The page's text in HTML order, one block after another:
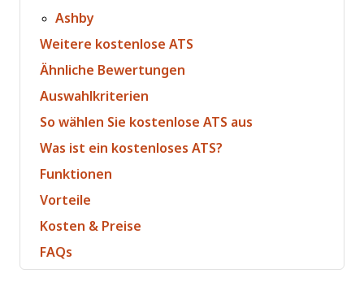
Ashby
Weitere kostenlose ATS
Ähnliche Bewertungen
Auswahlkriterien
So wählen Sie kostenlose ATS aus
Was ist ein kostenloses ATS?
Funktionen
Vorteile
Kosten & Preise
FAQs